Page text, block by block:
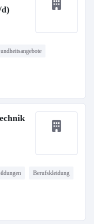
Berufskleidung